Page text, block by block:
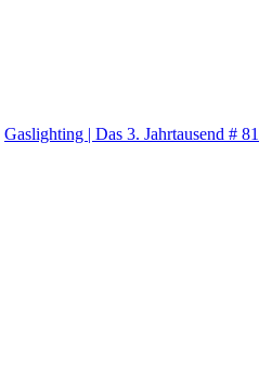
Gaslighting | Das 3. Jahrtausend # 81